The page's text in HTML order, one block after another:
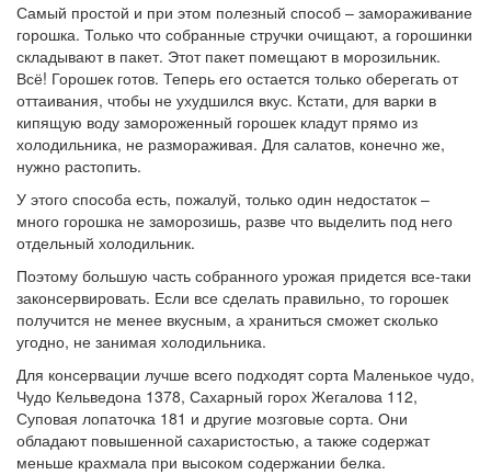
Самый простой и при этом полезный способ – замораживание
горошка. Только что собранные стручки очищают, а горошинки
складывают в пакет. Этот пакет помещают в морозильник.
Всё! Горошек готов. Теперь его остается только оберегать от
оттаивания, чтобы не ухудшился вкус. Кстати, для варки в
кипящую воду замороженный горошек кладут прямо из
холодильника, не размораживая. Для салатов, конечно же,
нужно растопить.
У этого способа есть, пожалуй, только один недостаток –
много горошка не заморозишь, разве что выделить под него
отдельный холодильник.
Поэтому большую часть собранного урожая придется все-таки
законсервировать. Если все сделать правильно, то горошек
получится не менее вкусным, а храниться сможет сколько
угодно, не занимая холодильника.
Для консервации лучше всего подходят сорта Маленькое чудо,
Чудо Кельведона 1378, Сахарный горох Жегалова 112,
Суповая лопаточка 181 и другие мозговые сорта. Они
обладают повышенной сахаристостью, а также содержат
меньше крахмала при высоком содержании белка.